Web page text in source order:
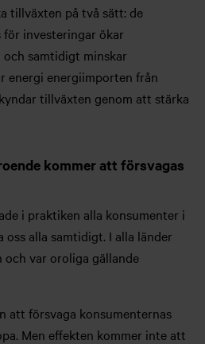
tillväxten på två sätt: de
för investeringar ökar
samtidigt minskar
energi energiimporten från
tillväxten genom att stärka
kommer att försvagas
i praktiken alla konsumenter i
alla samtidigt. I alla länder
och var oroliga gällande
att försvaga konsumenternas
Men effekten kommer inte att